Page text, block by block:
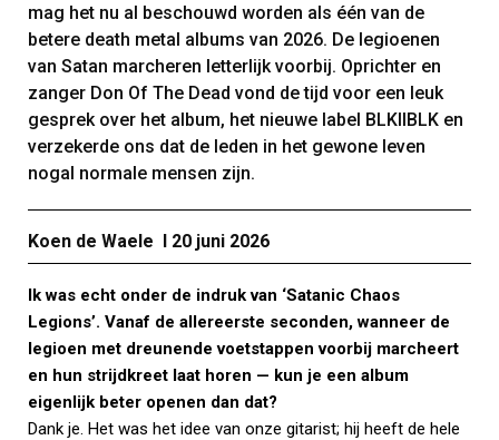
mag het nu al beschouwd worden als één van de
betere death metal albums van 2026. De legioenen
van Satan marcheren letterlijk voorbij. Oprichter en
zanger Don Of The Dead vond de tijd voor een leuk
gesprek over het album, het nieuwe label BLKIIBLK en
verzekerde ons dat de leden in het gewone leven
nogal normale mensen zijn.
Koen de Waele I 20 juni 2026
Ik was echt onder de indruk van ‘Satanic Chaos
Legions’. Vanaf de allereerste seconden, wanneer de
legioen met dreunende voetstappen voorbij marcheert
en hun strijdkreet laat horen — kun je een album
eigenlijk beter openen dan dat?
Dank je. Het was het idee van onze gitarist; hij heeft de hele